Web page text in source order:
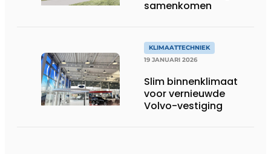
samenkomen
KLIMAATTECHNIEK
19 JANUARI 2026
Slim binnenklimaat
voor vernieuwde
Volvo-vestiging